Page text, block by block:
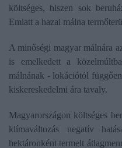
költséges, hiszen sok
Emiatt a hazai málna
A minőségi magyar málnára
is emelkedett a
málnának - lokációtól
kiskereskedelmi ára tavaly.
Magyarországon költséges
klímaváltozás negatív
hektáronként termelt